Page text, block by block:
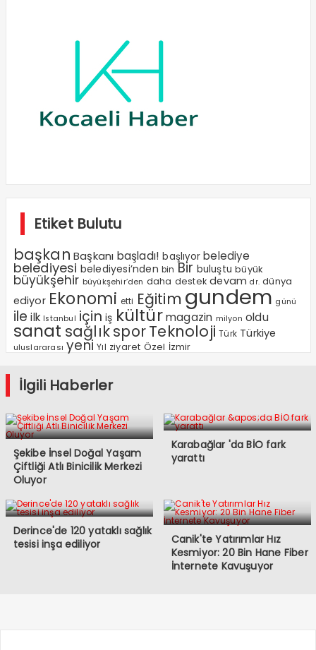
Etiket Bulutu
başkan Başkanı başladı! başlıyor belediye
belediyesi belediyesi’nden bin Bir buluştu büyük
büyükşehir büyükşehir’den daha destek devam dr. dünya
ediyor Ekonomi etti Eğitim gundem günü
ile ilk Istanbul için iş kültür magazin milyon oldu
sanat sağlıksporTeknoloji Türk Türkiye
uluslararası yeni Yıl ziyaret Özel İzmir
İlgili Haberler
Şekibe İnsel Doğal Yaşam
Çiftliği Atlı Binicilik Merkezi
Oluyor
Karabağlar 'da BİO fark
yarattı
Derince'de 120 yataklı sağlık
tesisi inşa ediliyor
Canik'te Yatırımlar Hız
Kesmiyor: 20 Bin Hane Fiber
İnternete Kavuşuyor